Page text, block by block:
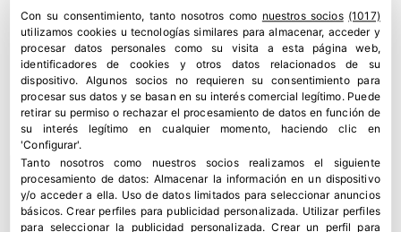
Con su consentimiento, tanto nosotros como nuestros socios (1017)
utilizamos cookies u tecnologías similares para almacenar, acceder y
procesar datos personales como su visita a esta página web,
identificadores de cookies y otros datos relacionados de su
dispositivo. Algunos socios no requieren su consentimiento para
procesar sus datos y se basan en su interés comercial legítimo. Puede
retirar su permiso o rechazar el procesamiento de datos en función de
su interés legítimo en cualquier momento, haciendo clic en
'Configurar'.
Tanto nosotros como nuestros socios realizamos el siguiente
procesamiento de datos: Almacenar la información en un dispositivo
y/o acceder a ella. Uso de datos limitados para seleccionar anuncios
básicos.Crear perfiles para publicidad personalizada. Utilizar perfiles
para seleccionar la publicidad personalizada.Crear un perfil para